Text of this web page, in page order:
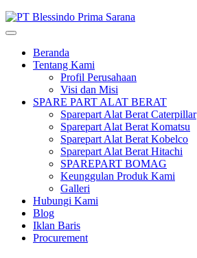
Beranda
Tentang Kami
Profil Perusahaan
Visi dan Misi
SPARE PART ALAT BERAT
Sparepart Alat Berat Caterpillar
Sparepart Alat Berat Komatsu
Sparepart Alat Berat Kobelco
Sparepart Alat Berat Hitachi
SPAREPART BOMAG
Keunggulan Produk Kami
Galleri
Hubungi Kami
Blog
Iklan Baris
Procurement